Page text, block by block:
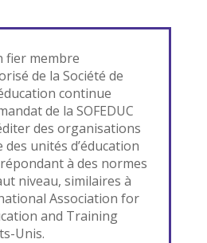
fier membre
de la Société de
continue
de la SOFEDUC
des organisations
unités d’éducation
à des normes
niveau, similaires à
Association for
and Training
Unis.